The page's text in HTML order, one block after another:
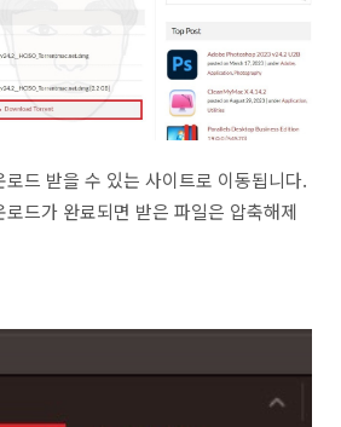
드 받을 수 있는 사이트로 이동됩니다.
드가 완료되면 받은 파일은 압축해제